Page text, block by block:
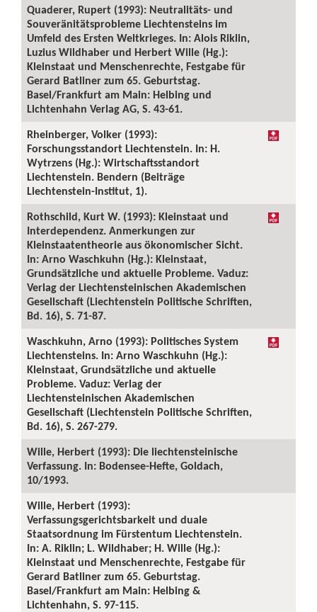
Quaderer, Rupert (1993): Neutralitäts- und
Souveränitätsprobleme Liechtensteins im
Umfeld des Ersten Weltkrieges. In: Alois Riklin,
Luzius Wildhaber und Herbert Wille (Hg.):
Kleinstaat und Menschenrechte, Festgabe für
Gerard Batliner zum 65. Geburtstag.
Basel/Frankfurt am Main: Helbing und
Lichtenhahn Verlag AG, S. 43-61.
Rheinberger, Volker (1993):
Forschungsstandort Liechtenstein. In: H.
Wytrzens (Hg.): Wirtschaftsstandort
Liechtenstein. Bendern (Beiträge
Liechtenstein-Institut, 1).
Rothschild, Kurt W. (1993): Kleinstaat und
Interdependenz. Anmerkungen zur
Kleinstaatentheorie aus ökonomischer Sicht.
In: Arno Waschkuhn (Hg.): Kleinstaat,
Grundsätzliche und aktuelle Probleme. Vaduz:
Verlag der Liechtensteinischen Akademischen
Gesellschaft (Liechtenstein Politische Schriften,
Bd. 16), S. 71-87.
Waschkuhn, Arno (1993): Politisches System
Liechtensteins. In: Arno Waschkuhn (Hg.):
Kleinstaat, Grundsätzliche und aktuelle
Probleme. Vaduz: Verlag der
Liechtensteinischen Akademischen
Gesellschaft (Liechtenstein Politische Schriften,
Bd. 16), S. 267-279.
Wille, Herbert (1993): Die liechtensteinische
Verfassung. In: Bodensee-Hefte, Goldach,
10/1993.
Wille, Herbert (1993):
Verfassungsgerichtsbarkeit und duale
Staatsordnung im Fürstentum Liechtenstein.
In: A. Riklin; L. Wildhaber; H. Wille (Hg.):
Kleinstaat und Menschenrechte, Festgabe für
Gerard Batliner zum 65. Geburtstag.
Basel/Frankfurt am Main: Helbing &
Lichtenhahn, S. 97-115.